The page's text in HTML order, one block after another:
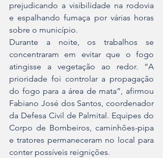
prejudicando a visibilidade na rodovia
e espalhando fumaça por várias horas
sobre o município.
Durante a noite, os trabalhos se
concentraram em evitar que o fogo
atingisse a vegetação ao redor. “A
prioridade foi controlar a propagação
do fogo para a área de mata”, afirmou
Fabiano José dos Santos, coordenador
da Defesa Civil de Palmital. Equipes do
Corpo de Bombeiros, caminhões-pipa
e tratores permaneceram no local para
conter possíveis reignições.